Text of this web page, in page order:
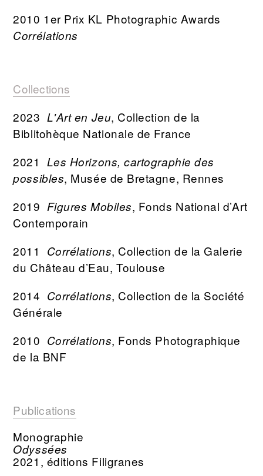
2010 1er Prix KL Photographic Awards
Corrélations
Collections
2023 L'Art en Jeu, Collection de la
Biblitohèque Nationale de France
2021 Les Horizons, cartographie des
possibles, Musée de Bretagne, Rennes
2019 Figures Mobiles, Fonds National d’Art
Contemporain
2011 Corrélations, Collection de la Galerie
du Château d’Eau, Toulouse
2014 Corrélations, Collection de la Société
Générale
2010 Corrélations, Fonds Photographique
de la BNF
Publications
Monographie
Odyssées
2021, éditions Filigranes